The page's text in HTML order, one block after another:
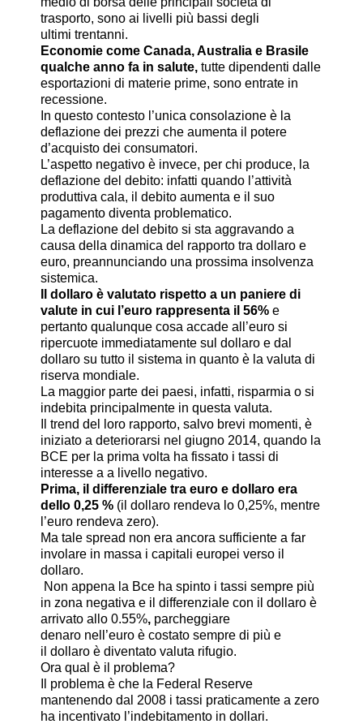
trasporto, sono ai livelli più bassi degli
ultimi trentanni.
Economie come Canada, Australia e Brasile
qualche anno fa in salute, tutte dipendenti dalle
esportazioni di materie prime, sono entrate in
recessione.
In questo contesto l’unica consolazione è la
deflazione dei prezzi che aumenta il potere
d’acquisto dei consumatori.
L’aspetto negativo è invece, per chi produce, la
deflazione del debito: infatti quando l’attività
produttiva cala, il debito aumenta e il suo
pagamento diventa problematico.
La deflazione del debito si sta aggravando a
causa della dinamica del rapporto tra dollaro e
euro, preannunciando una prossima insolvenza
sistemica.
Il dollaro è valutato rispetto a un paniere di
valute in cui l’euro rappresenta il 56% e
pertanto qualunque cosa accade all’euro si
ripercuote immediatamente sul dollaro e dal
dollaro su tutto il sistema in quanto è la valuta di
riserva mondiale.
La maggior parte dei paesi, infatti, risparmia o si
indebita principalmente in questa valuta.
Il trend del loro rapporto, salvo brevi momenti, è
iniziato a deteriorarsi nel giugno 2014, quando la
BCE per la prima volta ha fissato i tassi di
interesse a a livello negativo.
Prima, il differenziale tra euro e dollaro era
dello 0,25 % (il dollaro rendeva lo 0,25%, mentre
l’euro rendeva zero).
Ma tale spread non era ancora sufficiente a far
involare in massa i capitali europei verso il
dollaro.
Non appena la Bce ha spinto i tassi sempre più
in zona negativa e il differenziale con il dollaro è
arrivato allo 0.55%, parcheggiare
denaro nell’euro è costato sempre di più e
il dollaro è diventato valuta rifugio.
Ora qual è il problema?
Il problema è che la Federal Reserve
mantenendo dal 2008 i tassi praticamente a zero
ha incentivato l’indebitamento in dollari.